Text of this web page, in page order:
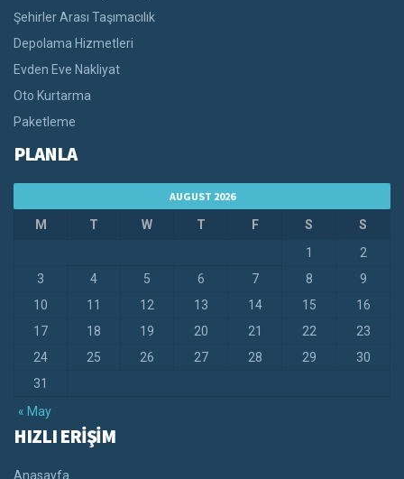
Şehirler Arası Taşımacılık
Depolama Hizmetleri
Evden Eve Nakliyat
Oto Kurtarma
Paketleme
PLANLA
AUGUST 2026
M T W T F S S
« May
1
2
3
4 5 6 7 8
9
10
11 12 13 14 15
16
17
18 19 20 21 22
23
24
25 26 27 28 29
30
31
HIZLI ERİŞİM
Anasayfa